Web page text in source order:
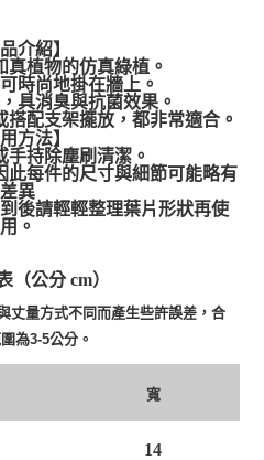
介紹】
真植物的仿真綠植。
時尚地掛在牆上。
具消臭與抗菌效果。
配支架擺放，都非常適合。
方法】
手持除塵刷清潔。
此每件的尺寸與細節可能略有
差異
後請輕輕整理葉片形狀再使
用。
（公分 cm）
丈量方式不同而產生些許誤差，合
為3-5公分。
寬
14